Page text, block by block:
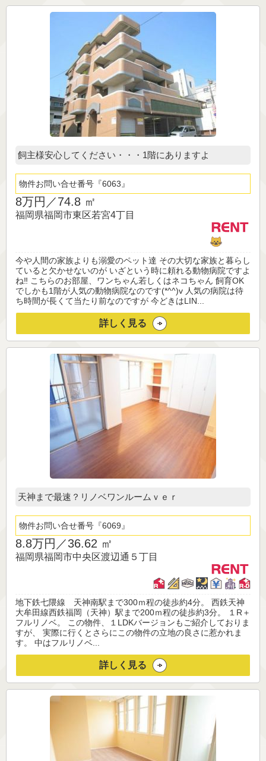
飼主様安心してください・・・1階にありますよ
物件お問い合せ番号 6063
8万円／74.8 ㎡
福岡県福岡市東区若宮4丁目
今や人間の家族よりも溺愛のペット達 その大切な家族と暮らし
ていると欠かせないのが いざという時に頼れる動物病院ですよ
ね‼ こちらのお部屋、ワンちゃん若しくはネコちゃん 飼育OK
でしかも1階が人気の動物病院なのです(*^^)v 人気の病院は待
ち時間が長くて当たり前なのですが 今どきはLIN...
詳しく見る
天神まで最速？リノベワンルームｖｅｒ
物件お問い合せ番号 6069
8.8万円／36.62 ㎡
福岡県福岡市中央区渡辺通５丁目
地下鉄七隈線 天神南駅まで300ｍ程の徒歩約4分。 西鉄天神
大牟田線西鉄福岡（天神）駅まで200ｍ程の徒歩約3分。 １R＋
フルリノベ。 この物件、１LDKバージョンもご紹介しておりま
すが、 実際に行くとさらにこの物件の立地の良さに惹かれま
す。 中はフルリノベ...
詳しく見る